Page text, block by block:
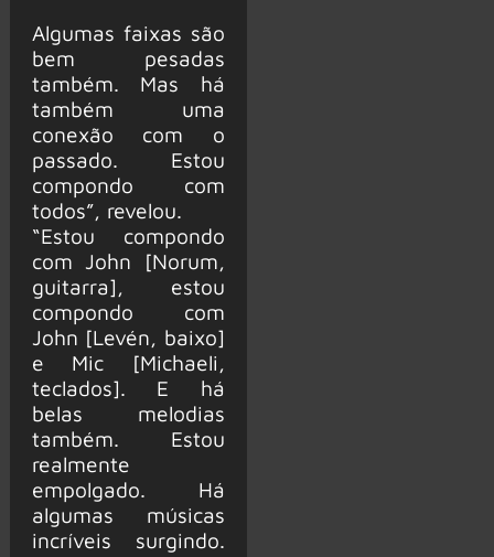
Algumas faixas são
bem pesadas
também. Mas há
também uma
conexão com o
passado. Estou
compondo com
todos”, revelou.
“Estou compondo
com John [Norum,
guitarra], estou
compondo com
John [Levén, baixo]
e Mic [Michaeli,
teclados]. E há
belas melodias
também. Estou
realmente
empolgado. Há
algumas músicas
incríveis surgindo.